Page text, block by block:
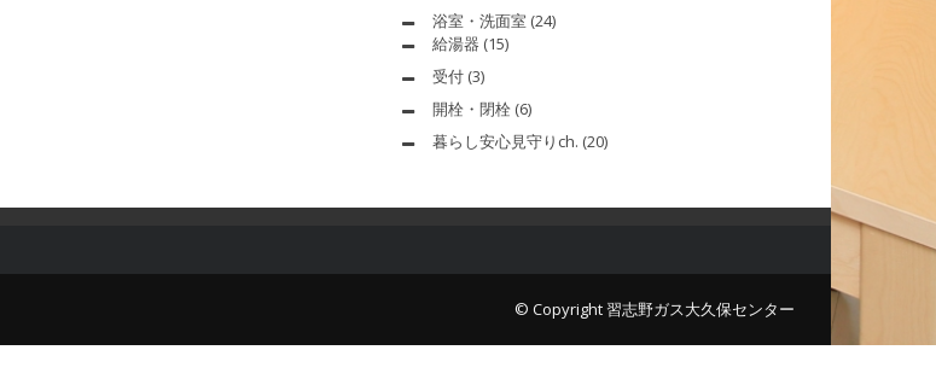
浴室・洗面室 (24)
給湯器 (15)
受付 (3)
開栓・閉栓 (6)
暮らし安心見守りch. (20)
© Copyright 習志野ガス大久保センター